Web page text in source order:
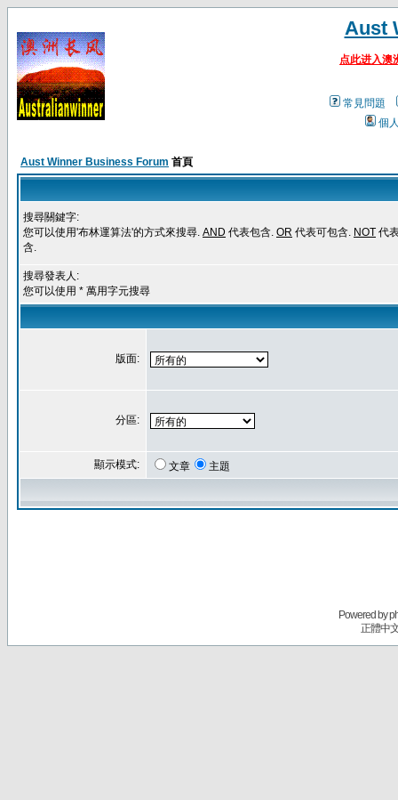
Aust
点此进入澳
常見問題
個
Aust Winner Business Forum 首頁
搜尋關鍵字:
您可以使用'布林運算法'的方式來搜尋. AND 代表包含. OR 代表可包含. NOT 代
含.
搜尋發表人:
您可以使用 * 萬用字元搜尋
版面:
分區:
顯示模式: 文章 主題
Powered by
正體中